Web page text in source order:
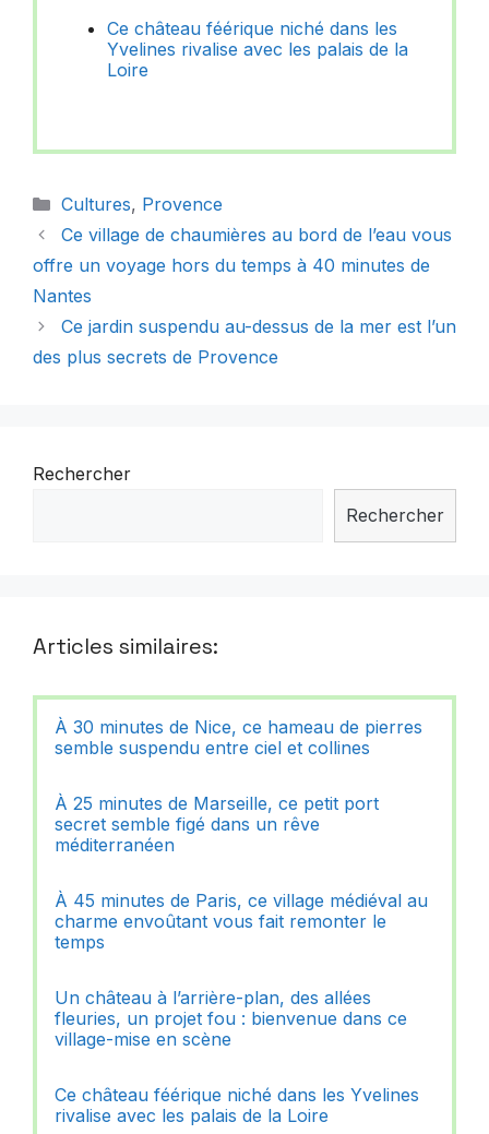
Ce château féérique niché dans les
Yvelines rivalise avec les palais de la
Loire
Catégories
Cultures, Provence
Ce village de chaumières au bord de l’eau vous
offre un voyage hors du temps à 40 minutes de
Nantes
Ce jardin suspendu au-dessus de la mer est l’un
des plus secrets de Provence
Rechercher
Rechercher
Articles similaires:
À 30 minutes de Nice, ce hameau de pierres
semble suspendu entre ciel et collines
À 25 minutes de Marseille, ce petit port
secret semble figé dans un rêve
méditerranéen
À 45 minutes de Paris, ce village médiéval au
charme envoûtant vous fait remonter le
temps
Un château à l’arrière-plan, des allées
fleuries, un projet fou : bienvenue dans ce
village-mise en scène
Ce château féérique niché dans les Yvelines
rivalise avec les palais de la Loire